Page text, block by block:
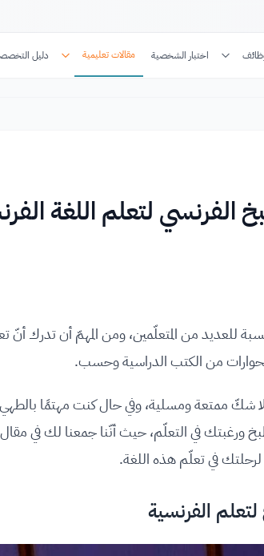
اختبار الشخصية مقالات تعليمية دليل
للعديد من المتعلّمين، ومن المهمّ أن تدرك
من الكتب الدراسية وحسب.
شكّ ممتعة ومسلية، وفي حال كنت مهتمًا
في تعلّم هذه اللغة.
الفرنسية